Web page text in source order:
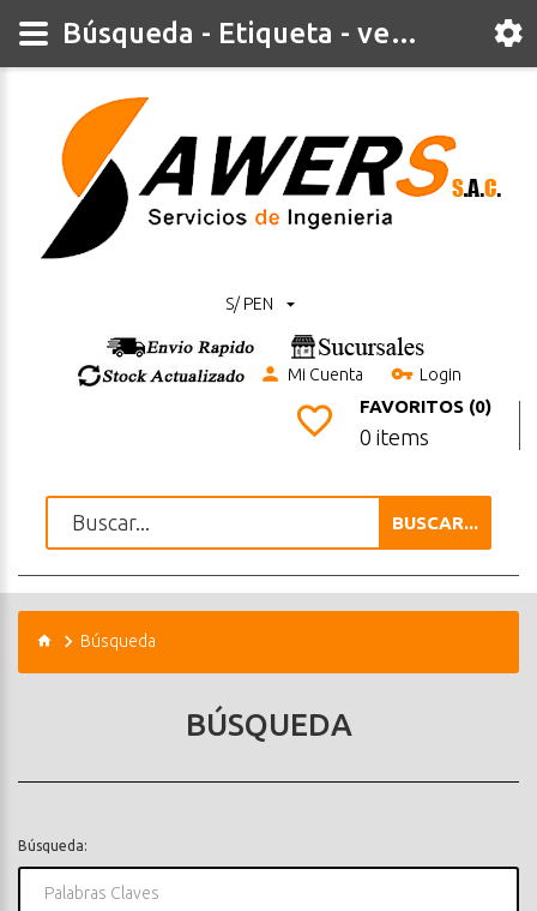
S/ PEN
Mi Cuenta Login
FAVORITOS (0)
0 items
BUSCAR...
Búsqueda
BÚSQUEDA
Búsqueda:
Búsqueda - Etiqueta - verdadero